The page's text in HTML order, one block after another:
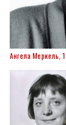
Ангела Меркель,